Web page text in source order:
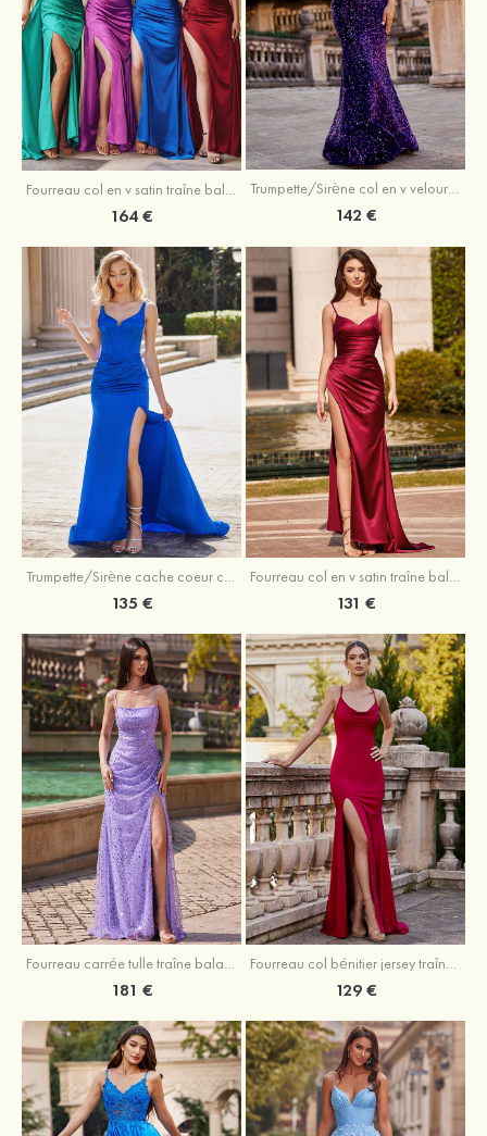
Fourreau col en v satin traîne balayage robe de bal
164 €
Trumpette/Sirène col en v velours paillettes traîne balayage robe de bal
142 €
Trumpette/Sirène cache coeur charmeuse traîne balayage robe de bal
135 €
Fourreau col en v satin traîne balayage robe de bal
131 €
Fourreau carrée tulle traîne balayage robe de bal
181 €
Fourreau col bénitier jersey traîne balayage robe de bal
129 €